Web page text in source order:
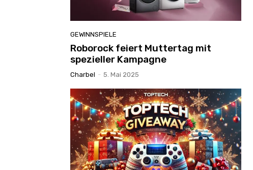
GEWINNSPIELE
Roborock feiert Muttertag mit
spezieller Kampagne
Charbel - 5. Mai 2025